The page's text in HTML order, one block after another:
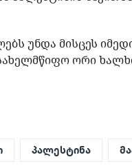
უნდა მისცეს
ორი
პალესტინა